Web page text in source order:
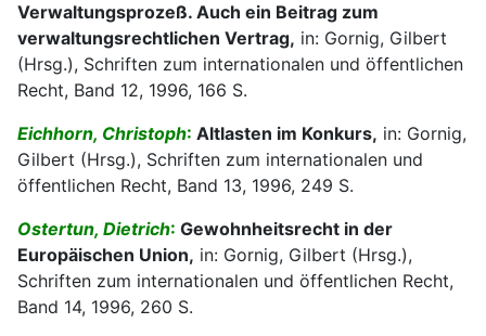
Verwaltungsprozeß. Auch ein Beitrag zum
verwaltungsrechtlichen Vertrag, in: Gornig, Gilbert
(Hrsg.), Schriften zum internationalen und öffentlichen
Recht, Band 12, 1996, 166 S.
Eichhorn, Christoph: Altlasten im Konkurs, in: Gornig,
Gilbert (Hrsg.), Schriften zum internationalen und
öffentlichen Recht, Band 13, 1996, 249 S.
Ostertun, Dietrich: Gewohnheitsrecht in der
Europäischen Union, in: Gornig, Gilbert (Hrsg.),
Schriften zum internationalen und öffentlichen Recht,
Band 14, 1996, 260 S.